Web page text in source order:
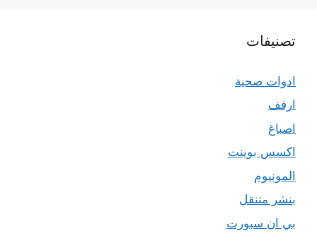
تصنيفات
ادوات صحية
ارفف
اصباغ
اكسس بوينت
المونيوم
بنشر متنقل
بي ان سبورت